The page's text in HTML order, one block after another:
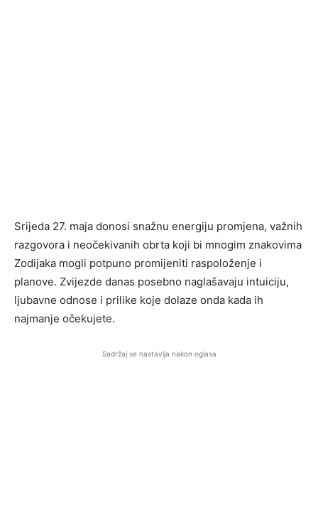
Srijeda 27. maja donosi snažnu energiju promjena, važnih
razgovora i neočekivanih obrta koji bi mnogim znakovima
Zodijaka mogli potpuno promijeniti raspoloženje i
planove. Zvijezde danas posebno naglašavaju intuiciju,
ljubavne odnose i prilike koje dolaze onda kada ih
najmanje očekujete.
Sadržaj se nastavlja nakon oglasa